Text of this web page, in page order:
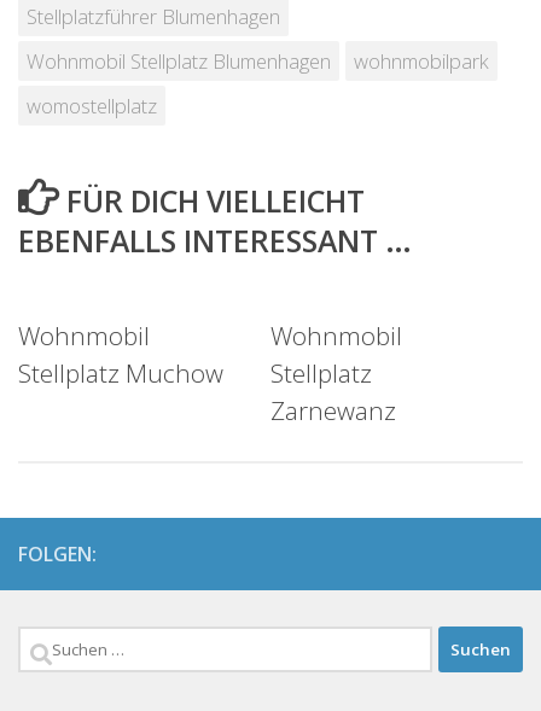
Stellplatzführer Blumenhagen
Wohnmobil Stellplatz Blumenhagen
wohnmobilpark
womostellplatz
FÜR DICH VIELLEICHT
EBENFALLS INTERESSANT …
Wohnmobil
Stellplatz Muchow
Wohnmobil
Stellplatz
Zarnewanz
FOLGEN:
Suchen